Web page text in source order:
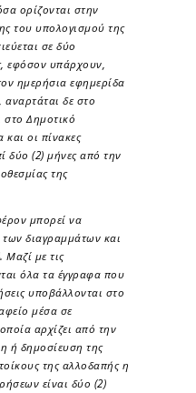
ορίζονται στην
του υπολογισμού της
σε δύο
εφόσον υπάρχουν,
ημερήσια εφημερίδα
δε στο
στο Δημοτικό
οι πίνακες
δύο (2) μήνες από την
της
μπορεί να
διαγραμμάτων και
με τις
όλα τα έγγραφα που
υποβάλλονται στο
μέσα σε
αρχίζει από την
ή δημοσίευση της
της αλλοδαπής η
είναι δύο (2)